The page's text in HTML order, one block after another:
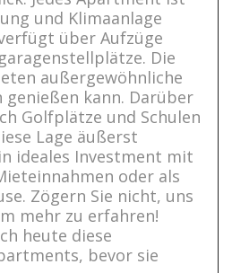
und Klimaanlage
über Aufzüge
Die
außergewöhnliche
genießen kann. Darüber
Golfplätze und Schulen
Lage äußerst
ideales Investment mit
oder als
Zögern Sie nicht, uns
mehr zu erfahren!
heute diese
bevor sie